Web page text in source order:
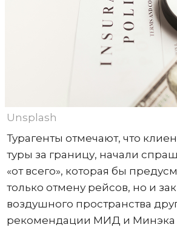
Unsplash
Турагенты отмечают, что
туры за границу, начали
«от всего», которая бы
только отмену рейсов, но и
воздушного пространства
рекомендации МИД и Минэка